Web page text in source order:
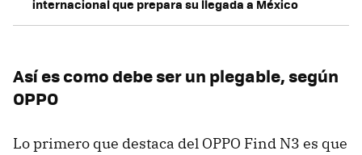
internacional que prepara su llegada a México
Así es como debe ser un plegable, según
OPPO
Lo primero que destaca del OPPO Find N3 es que